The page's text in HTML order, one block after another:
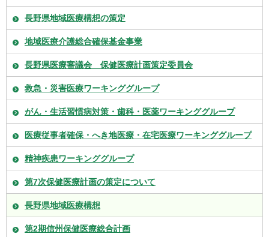
長野県地域医療構想の策定
地域医療介護総合確保基金事業
長野県医療審議会 保健医療計画策定委員会
救急・災害医療ワーキンググループ
がん・生活習慣病対策・歯科・医薬ワーキンググループ
医療従事者確保・へき地医療・在宅医療ワーキンググループ
精神疾患ワーキンググループ
第7次保健医療計画の策定について
長野県地域医療構想
第2期信州保健医療総合計画